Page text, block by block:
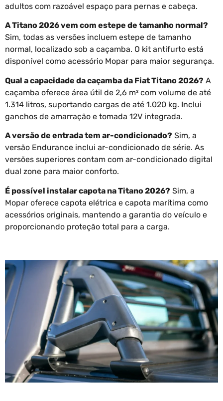
adultos com razoável espaço para pernas e cabeça.
A Titano 2026 vem com estepe de tamanho normal?
Sim, todas as versões incluem estepe de tamanho
normal, localizado sob a caçamba. O kit antifurto está
disponível como acessório Mopar para maior segurança.
Qual a capacidade da caçamba da Fiat Titano 2026? A
caçamba oferece área útil de 2,6 m² com volume de até
1.314 litros, suportando cargas de até 1.020 kg. Inclui
ganchos de amarração e tomada 12V integrada.
A versão de entrada tem ar-condicionado? Sim, a
versão Endurance inclui ar-condicionado de série. As
versões superiores contam com ar-condicionado digital
dual zone para maior conforto.
É possível instalar capota na Titano 2026? Sim, a
Mopar oferece capota elétrica e capota marítima como
acessórios originais, mantendo a garantia do veículo e
proporcionando proteção total para a carga.